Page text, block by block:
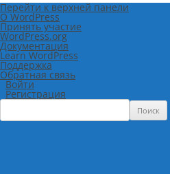
Перейти к верхней панели
О
WordPress
О WordPress
Принять участие
WordPress.org
Документация
Learn WordPress
Поддержка
Обратная связь
Войти
Регистрация
Поиск